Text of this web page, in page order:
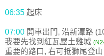
06:35 起床
07:00 開車出門, 沿新潭路
我要先找到紅瓦屋土雞城
重要的路口, 右可抵獅尾登